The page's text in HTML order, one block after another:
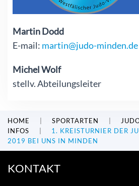
Martin Dodd
E-mail: martin@judo-minden.de
Michel Wolf
stellv. Abteilungsleiter
HOME SPORTARTEN
INFOS
1. KREISTURNIER DER
2019 BEI UNS IN MINDEN
KONTAKT